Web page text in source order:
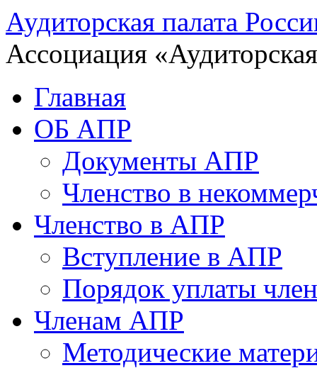
Аудиторская палата
Ассоциация
Главная
ОБ АПР
Документы АПР
Членство в
Членство в АПР
Вступление в АПР
Порядок уплаты
Членам АПР
Методические